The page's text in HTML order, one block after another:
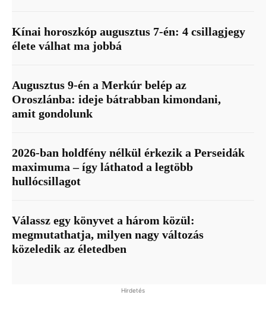
Kínai horoszkóp augusztus 7-én: 4 csillagjegy
élete válhat ma jobbá
Augusztus 9-én a Merkúr belép az
Oroszlánba: ideje bátrabban kimondani,
amit gondolunk
2026-ban holdfény nélkül érkezik a Perseidák
maximuma – így láthatod a legtöbb
hullócsillagot
Válassz egy könyvet a három közül:
megmutathatja, milyen nagy változás
közeledik az életedben
Hirdetés